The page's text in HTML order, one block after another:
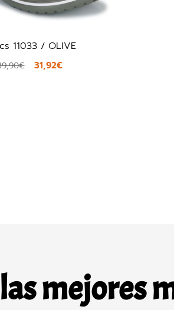
Tommy Hilfiger FM05801
mejores